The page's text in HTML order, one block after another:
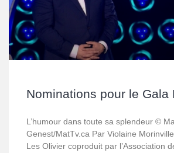
Nominations pour le Gala
L’humour dans toute sa splendeur ©
Genest/MatTv.ca Par Violaine
Les Olivier coproduit par l’Association